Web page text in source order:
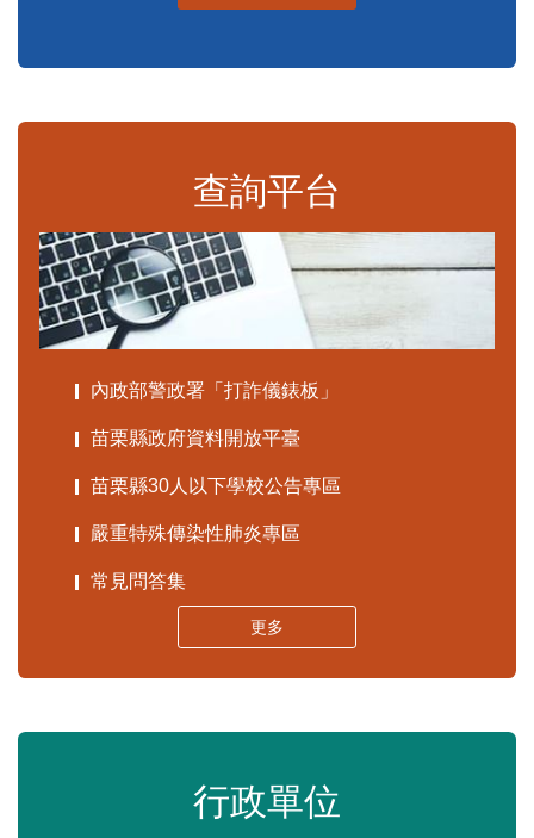
查詢平台
內政部警政署「打詐儀錶板」
苗栗縣政府資料開放平臺
苗栗縣30人以下學校公告專區
嚴重特殊傳染性肺炎專區
常見問答集
更多
行政單位